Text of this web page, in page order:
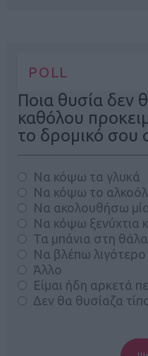
POLL
Ποια θυσία δεν
καθόλου
το δρομικό σου
Να κόψω τα γλυκά
Να κόψω το αλκοόλ
Να ακολουθήσω
Να κόψω ξενύχτια
Τα μπάνια στη
Να βλέπω λιγότερο
Άλλο
Είμαι ήδη αρκετά
Δεν θα θυσίαζα